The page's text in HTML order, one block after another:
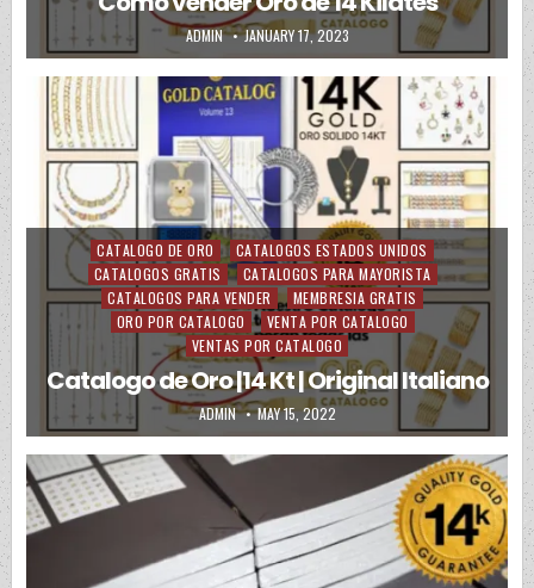
AUTHOR:
ADMIN PUBLISHED DATE:
JANUARY 17, 2023
Posted in
CATALOGO DE ORO
CATALOGOS ESTADOS UNIDOS
CATALOGOS GRATIS
CATALOGOS PARA MAYORISTA
CATALOGOS PARA VENDER
MEMBRESIA GRATIS
ORO POR CATALOGO
VENTA POR CATALOGO
VENTAS POR CATALOGO
Catalogo de Oro |14 Kt | Original Italiano
AUTHOR:
ADMIN PUBLISHED DATE:
MAY 15, 2022